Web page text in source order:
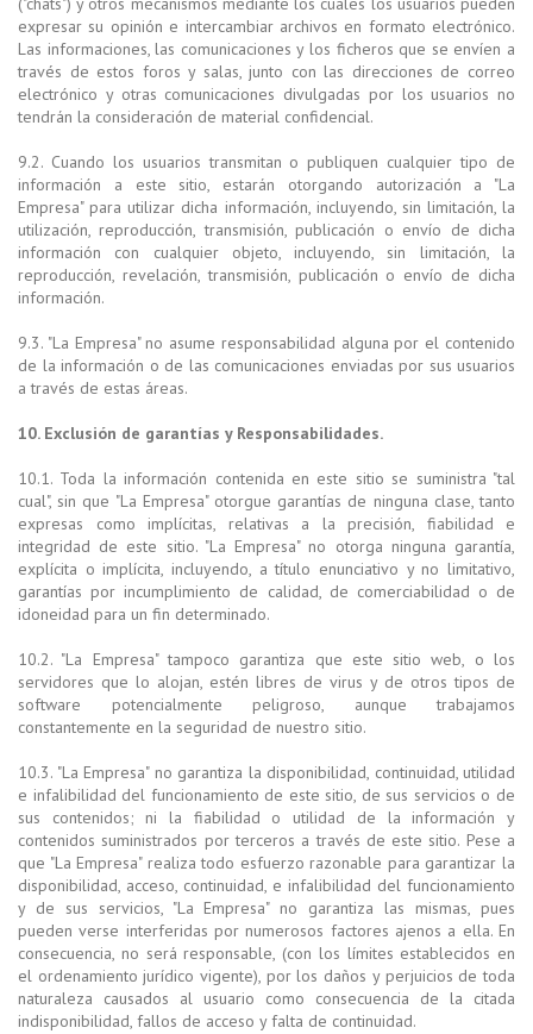
expresar su opinión e intercambiar archivos en formato electrónico.
Las informaciones, las comunicaciones y los ficheros que se envíen a
través de estos foros y salas, junto con las direcciones de correo
electrónico y otras comunicaciones divulgadas por los usuarios no
tendrán la consideración de material confidencial.
9.2. Cuando los usuarios transmitan o publiquen cualquier tipo de
información a este sitio, estarán otorgando autorización a "La
Empresa" para utilizar dicha información, incluyendo, sin limitación, la
utilización, reproducción, transmisión, publicación o envío de dicha
información con cualquier objeto, incluyendo, sin limitación, la
reproducción, revelación, transmisión, publicación o envío de dicha
información.
9.3. "La Empresa" no asume responsabilidad alguna por el contenido
de la información o de las comunicaciones enviadas por sus usuarios
a través de estas áreas.
10. Exclusión de garantías y Responsabilidades.
10.1. Toda la información contenida en este sitio se suministra "tal
cual", sin que "La Empresa" otorgue garantías de ninguna clase, tanto
expresas como implícitas, relativas a la precisión, fiabilidad e
integridad de este sitio. "La Empresa" no otorga ninguna garantía,
explícita o implícita, incluyendo, a título enunciativo y no limitativo,
garantías por incumplimiento de calidad, de comerciabilidad o de
idoneidad para un fin determinado.
10.2. "La Empresa" tampoco garantiza que este sitio web, o los
servidores que lo alojan, estén libres de virus y de otros tipos de
software potencialmente peligroso, aunque trabajamos
constantemente en la seguridad de nuestro sitio.
10.3. "La Empresa" no garantiza la disponibilidad, continuidad, utilidad
e infalibilidad del funcionamiento de este sitio, de sus servicios o de
sus contenidos; ni la fiabilidad o utilidad de la información y
contenidos suministrados por terceros a través de este sitio. Pese a
que "La Empresa" realiza todo esfuerzo razonable para garantizar la
disponibilidad, acceso, continuidad, e infalibilidad del funcionamiento
y de sus servicios, "La Empresa" no garantiza las mismas, pues
pueden verse interferidas por numerosos factores ajenos a ella. En
consecuencia, no será responsable, (con los límites establecidos en
el ordenamiento jurídico vigente), por los daños y perjuicios de toda
naturaleza causados al usuario como consecuencia de la citada
indisponibilidad, fallos de acceso y falta de continuidad.